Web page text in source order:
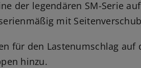
der legendären SM-Serie
mit
für den Lastenumschlag
hinzu.